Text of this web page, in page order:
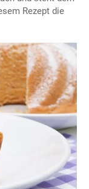
Rezept die